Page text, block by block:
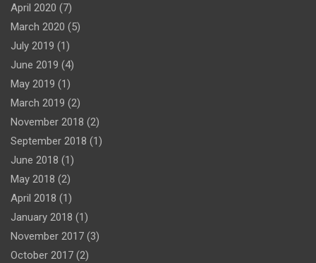
April 2020 (7)
March 2020 (5)
July 2019 (1)
June 2019 (4)
May 2019 (1)
March 2019 (2)
November 2018 (2)
September 2018 (1)
June 2018 (1)
May 2018 (2)
April 2018 (1)
January 2018 (1)
November 2017 (3)
October 2017 (2)